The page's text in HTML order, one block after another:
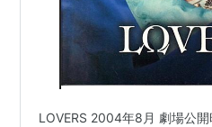
上海13（1984）＜未＞ 出
クロスロード （1983）＜
カンフーレジェンド 蘇乞
望郷（1982） 出演
LOVERS 2004年8月 劇場公